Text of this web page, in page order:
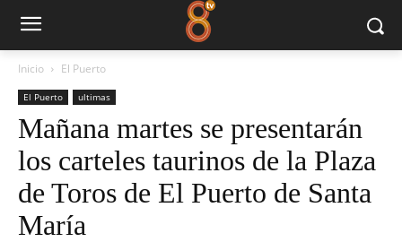
Inicio El Puerto
El Puerto ultimas
Mañana martes se presentarán
los carteles taurinos de la Plaza
de Toros de El Puerto de Santa
María